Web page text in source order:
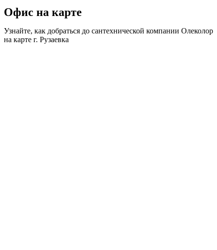
Офис на карте
Узнайте, как добраться до сантехнической компании Олеколор
на карте г. Рузаевка